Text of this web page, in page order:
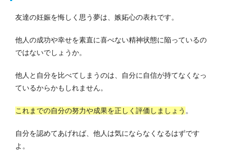
友達の妊娠を悔しく思う夢は、嫉妬心の表れです。
他人の成功や幸せを素直に喜べない精神状態に陥っているの
ではないでしょうか。
他人と自分を比べてしまうのは、自分に自信が持てなくなっ
ているからかもしれません。
これまでの自分の努力や成果を正しく評価しましょう 。
自分を認めてあげれば、他人は気にならなくなるはずです
よ。